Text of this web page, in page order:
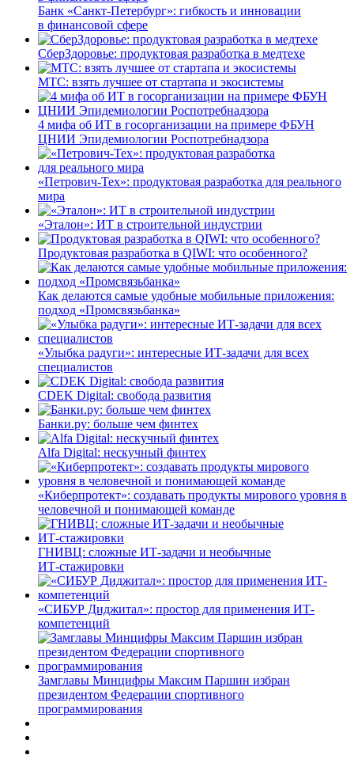
Банк «Санкт-Петербург»: гибкость и инновации
в финансовой сфере
СберЗдоровье: продуктовая разработка в медтехе
МТС: взять лучшее от стартапа и экосистемы
4 мифа об ИТ в госорганизации на примере ФБУН
ЦНИИ Эпидемиологии Роспотребнадзора
«Петрович-Тех»: продуктовая разработка для реального
мира
«Эталон»: ИТ в строительной индустрии
Продуктовая разработка в QIWI: что особенного?
Как делаются самые удобные мобильные приложения:
подход «Промсвязьбанка»
«Улыбка радуги»: интересные ИТ-задачи для всех
специалистов
CDEK Digital: свобода развития
Банки.ру: больше чем финтех
Alfa Digital: нескучный финтех
«Киберпротект»: создавать продукты мирового уровня в
человечной и понимающей команде
ГНИВЦ: сложные ИТ‑задачи и необычные
ИТ‑стажировки
«СИБУР Диджитал»: простор для применения ИТ-
компетенций
Замглавы Минцифры Максим Паршин избран
президентом Федерации спортивного
программирования